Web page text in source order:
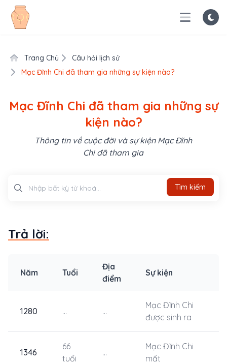
Trang Chủ
Câu hỏi lịch sử
Mạc Đĩnh Chi đã tham gia những sự kiện nào?
Mạc Đĩnh Chi đã tham gia những sự
kiện nào?
Thông tin về cuộc đời và sự kiện Mạc Đĩnh
Chi đã tham gia
Tìm kiếm
Trả lời:
Năm Tuổi
Địa
điểm
Sự kiện
1280 ... ...
Mạc Đĩnh Chi
được sinh ra
1346
66
tuổi
...
Mạc Đĩnh Chi
mất